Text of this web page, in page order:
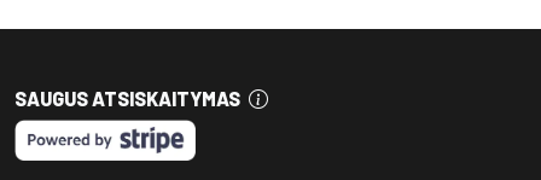
SAUGUS ATSISKAITYMAS